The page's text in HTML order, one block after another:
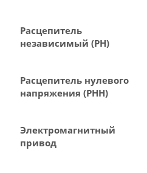
Расцепитель
независимый (РН)
Расцепитель нулевого
напряжения (РНН)
Электромагнитный
привод